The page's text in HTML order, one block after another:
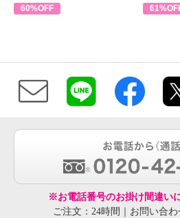
60%OFF
※お電話番号のお掛け間違い
ご注文：24時間｜お問い合